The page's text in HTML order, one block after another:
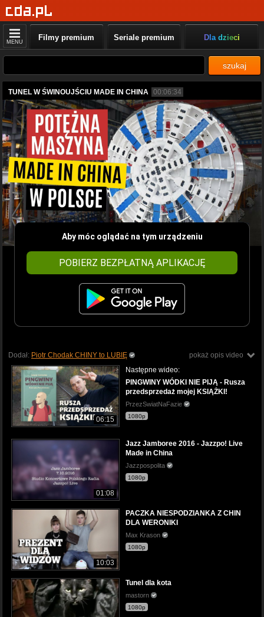
MENU Filmy premium Seriale premium Dla dzieci
szukaj
TUNEL W ŚWINOUJŚCIU MADE IN CHINA 00:06:34
Aby móc oglądać na tym urządzeniu
POBIERZ BEZPŁATNĄ APLIKACJĘ
pokaż opis video
Dodał: Piotr Chodak CHINY to LUBIĘ
06:15
Następne wideo:
PINGWINY WÓDKI NIE PIJĄ - Rusza
przedsprzedaż mojej KSIĄŻKI!
PrzezSwiatNaFazie
1080p
01:08
Jazz Jamboree 2016 - Jazzpo! Live
Made in China
Jazzpospolita
1080p
10:03
PACZKA NIESPODZIANKA Z CHIN
DLA WERONIKI
Max Krason
1080p
Tunel dla kota
mastorn
1080p